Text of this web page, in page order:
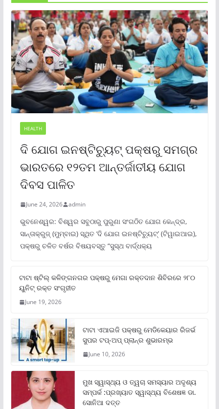
HEALTH
ଦି ଯୋଗ ଇନଷ୍ଟିଚ୍ୟୁଟ୍ ପକ୍ଷରୁ ସମଗ୍ର
ଭାରତରେ ୧୨ତମ ଆନ୍ତର୍ଜାତୀୟ ଯୋଗ
ଦିବସ ପାଳିତ
June 24, 2026 admin
ଭୁବନେଶ୍ୱର: ବିଶ୍ୱର ସବୁଠାରୁ ପୁରୁଣା ସଂଗଠିତ ଯୋଗ କେନ୍ଦ୍ର,
ସାନ୍ତାକ୍ରୁଜ୍ (ମୁମ୍ବାଇ) ସ୍ଥିତ ‘ଦି ଯୋଗ ଇନଷ୍ଟିଚ୍ୟୁଟ୍‌’ (ଟିୱାଇଆଇ),
ପକ୍ଷରୁ ଚଳିତ ବର୍ଷର ବିଷୟବସ୍ତୁ “ସୁସ୍ଥ ବାର୍ଦ୍ଧକ୍ୟ
ଟାଟା ଷ୍ଟିଲ୍‌ କଳିଙ୍ଗନଗର ପକ୍ଷରୁ ମେଗା ରକ୍ତଦାନ ଶିବିରରେ ୨୮୦
ୟୁନିଟ୍‌ ରକ୍ତ ସଂଗୃହୀତ
June 19, 2026
ଟାଟା ଏଆଇଜି ପକ୍ଷରୁ ମେଡିକେୟାର ରିଜର୍ଭ
ସୁପର ଟପ୍‌-ଅପ୍ ପ୍ଲାନ୍‌ର ଶୁଭାରମ୍ଭ
June 10, 2026
ମୁଖ ସ୍ୱାସ୍ଥ୍ୟ ଓ ତ୍ୱଚା ସମସ୍ୟାର ଅଦୃଶ୍ୟ
ସମ୍ପର୍କ :ପ୍ରଖ୍ୟାତ ସ୍ୱାସ୍ଥ୍ୟ ବିଶେଷଜ୍ଞ ଡା.
ସୋନିଆ ଦତ୍ତ